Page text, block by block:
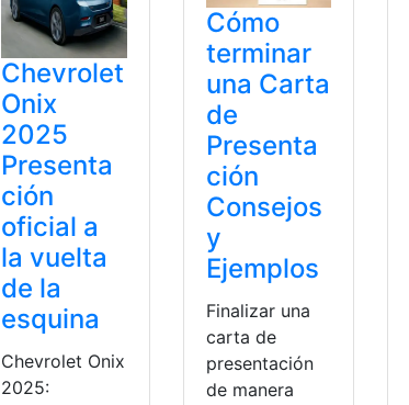
Chevrolet
Onix
2025
Presenta
ción
oficial a
la vuelta
de la
esquina
Chevrolet Onix
2025:
Cómo
terminar
una Carta
de
Presenta
ción
Consejos
y
Ejemplos
Finalizar una
carta de
presentación
de manera